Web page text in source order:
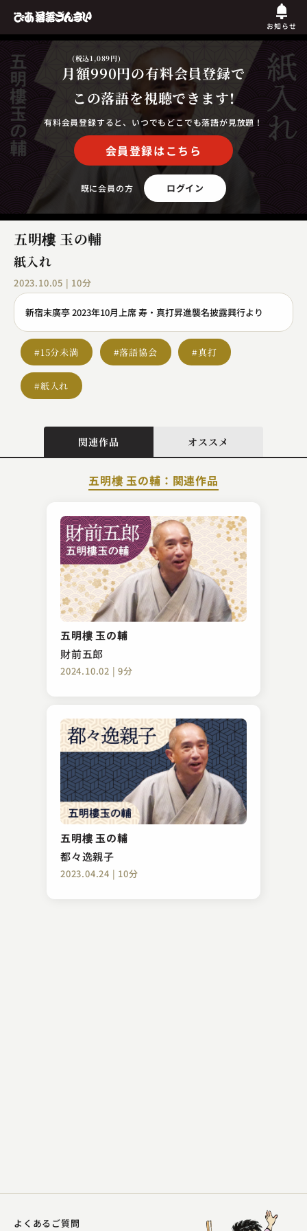
お知らせ
月額990円
(税込1,089円)
の有料会員登録で
この落語を視聴できます!
有料会員登録すると、いつでもどこでも落語が見放題！
会員登録はこちら
既に会員の方 ログイン
五明樓 玉の輔
紙入れ
2023.10.05 | 10分
新宿末廣亭 2023年10月上席 寿・真打昇進襲名披露興行より
#15分未満 #落語協会 #真打
#紙入れ
関連作品 オススメ
五明樓 玉の輔：関連作品
五明樓 玉の輔
財前五郎
2024.10.02 | 9分
五明樓 玉の輔
都々逸親子
2023.04.24 | 10分
柳家 勧之助
権助提灯
2024.05.12 | 13分
林家 種平
ぼやき酒屋
2023.03.16 | 14分
よくあるご質問